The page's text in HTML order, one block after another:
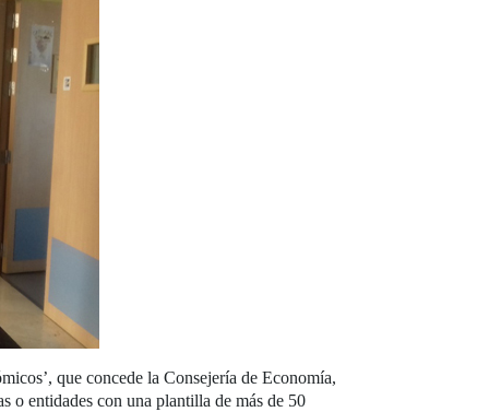
que concede la Consejería de Economía,
o entidades con una plantilla de más de 50